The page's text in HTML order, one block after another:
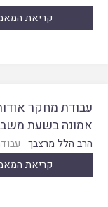
קריאת
עבודת מחקר
אמונה בשעת
הרב הלל מרצבך
קריאת